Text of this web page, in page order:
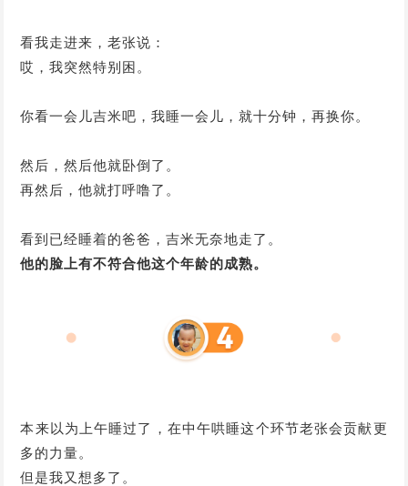
看我走进来，老张说：
哎，我突然特别困。
你看一会儿吉米吧，我睡一会儿，就十分钟，再换你。
然后，然后他就卧倒了。
再然后，他就打呼噜了。
看到已经睡着的爸爸，吉米无奈地走了。
他的脸上有不符合他这个年龄的成熟。
本来以为上午睡过了，在中午哄睡这个环节老张会贡献更
多的力量。
但是我又想多了。